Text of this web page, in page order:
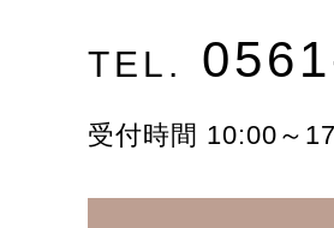
TEL.
受付時間 10:00～